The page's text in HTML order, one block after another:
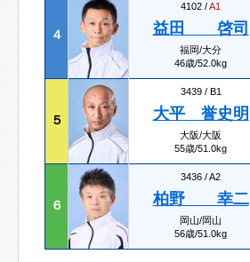
４
4102 /A1
益田 啓司
福岡/大分
46歳/52.0kg
５
3439 / B1
大平 誉史明
大阪/大阪
55歳/51.0kg
６
3436 /A2
柏野 幸二
岡山/岡山
56歳/51.0kg